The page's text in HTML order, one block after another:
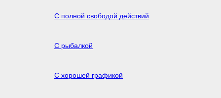
С полной свободой действий
С рыбалкой
С хорошей графикой